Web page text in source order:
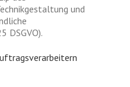
und
DSGVO).